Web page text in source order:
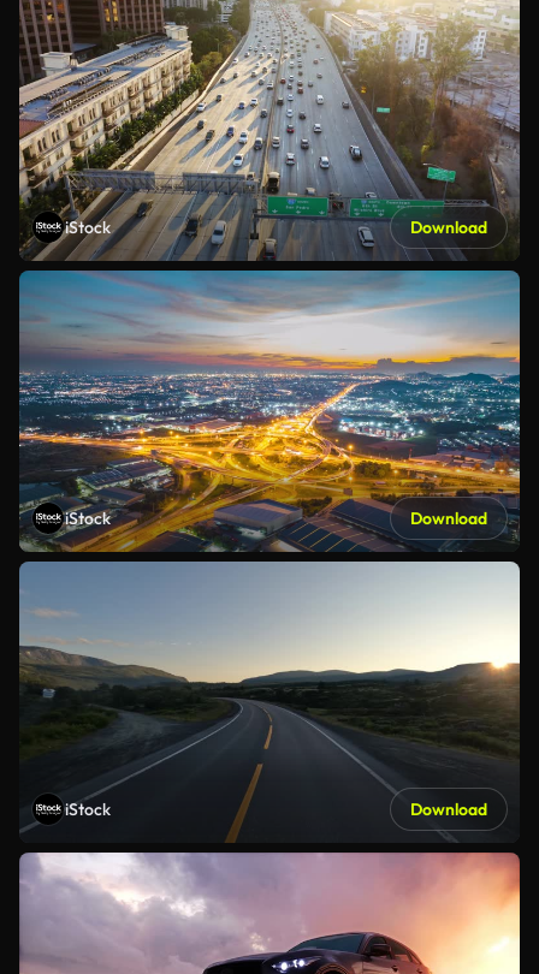
iStock Download
iStock Download
iStock Download